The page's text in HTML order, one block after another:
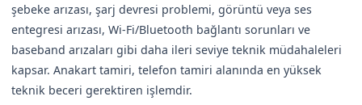
şebeke arızası, şarj devresi problemi, görüntü veya ses
entegresi arızası, Wi-Fi/Bluetooth bağlantı sorunları ve
baseband arızaları gibi daha ileri seviye teknik müdahaleleri
kapsar. Anakart tamiri, telefon tamiri alanında en yüksek
teknik beceri gerektiren işlemdir.